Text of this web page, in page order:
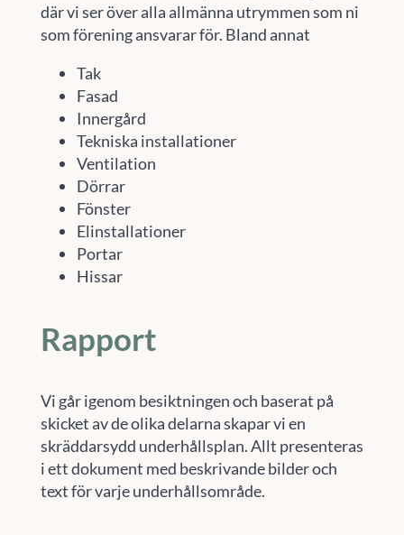
där vi ser över alla allmänna utrymmen som ni
som förening ansvarar för. Bland annat
Tak
Fasad
Innergård
Tekniska installationer
Ventilation
Dörrar
Fönster
Elinstallationer
Portar
Hissar
Rapport
Vi går igenom besiktningen och baserat på
skicket av de olika delarna skapar vi en
skräddarsydd underhållsplan. Allt presenteras
i ett dokument med beskrivande bilder och
text för varje underhållsområde.